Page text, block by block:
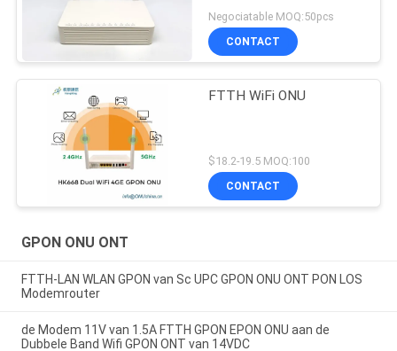
Negociatable MOQ:50pcs
CONTACT
FTTH WiFi ONU
$18.2-19.5 MOQ:100
CONTACT
GPON ONU ONT
FTTH-LAN WLAN GPON van Sc UPC GPON ONU ONT PON LOS
Modemrouter
de Modem 11V van 1.5A FTTH GPON EPON ONU aan de
Dubbele Band Wifi GPON ONT van 14VDC